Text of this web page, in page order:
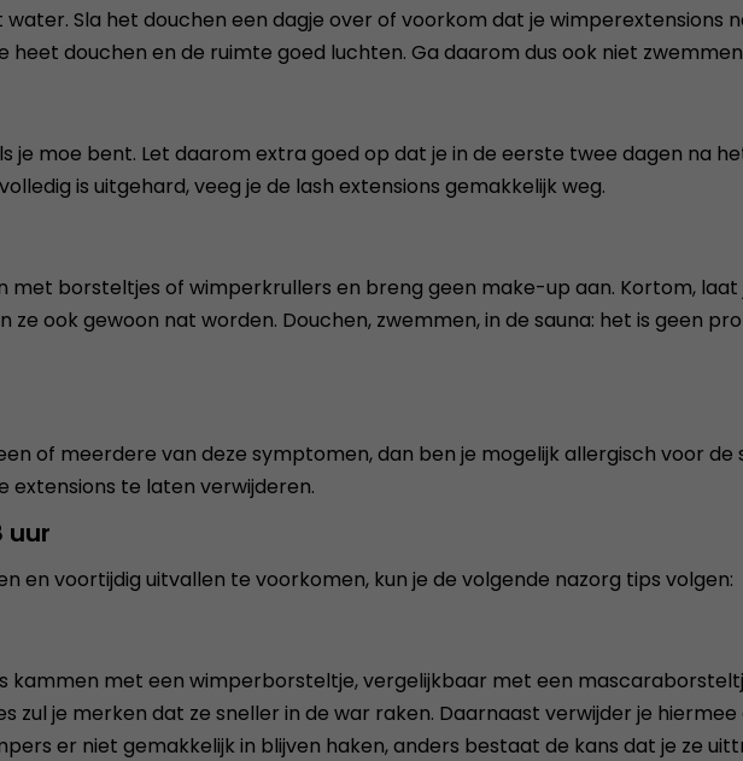
Sla het douchen een dagje over of voorkom dat je wimperextensions
douchen en de ruimte goed luchten. Ga daarom dus ook niet zwemmen
je moe bent. Let daarom extra goed op dat je in de eerste twee dagen na
is uitgehard, veeg je de lash extensions gemakkelijk weg.
met borsteltjes of wimperkrullers en breng geen make-up aan. Kortom,
ook gewoon nat worden. Douchen, zwemmen, in de sauna: het is geen
of meerdere van deze symptomen, dan ben je mogelijk allergisch voor de
extensions te laten verwijderen.
uur
en voortijdig uitvallen te voorkomen, kun je de volgende nazorg tips volgen:
kammen met een wimperborsteltje, vergelijkbaar met een
je merken dat ze sneller in de war raken. Daarnaast verwijder je hiermee
er niet gemakkelijk in blijven haken, anders bestaat de kans dat je ze